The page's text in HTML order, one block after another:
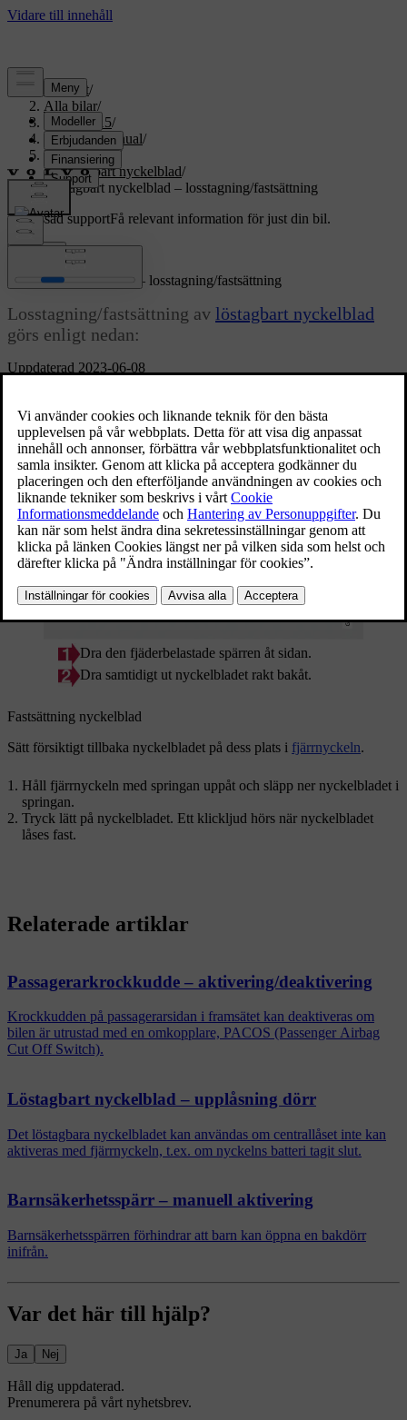
Support/
Alla bilar/
XC70 2015/
Användarmanual/
Lås och larm/
Löstagbart nyckelblad/
Löstagbart nyckelblad – losstagning/fastsättning
Anpassad supportFå relevant information för just din bil.
Uppdaterad 2023-06-08
Löstagbart nyckelblad – losstagning/fastsättning
Losstagning/fastsättning av löstagbart nyckelblad
görs enligt nedan:
Dra den fjäderbelastade spärren åt sidan.
Dra samtidigt ut nyckelbladet rakt bakåt.
Fastsättning nyckelblad
Sätt försiktigt tillbaka nyckelbladet på dess plats i fjärrnyckeln.
Håll fjärrnyckeln med springan uppåt och släpp ner nyckelbladet i
springan.
Tryck lätt på nyckelbladet. Ett klickljud hörs när nyckelbladet
låses fast.
Relaterade artiklar
Passagerarkrockkudde – aktivering/deaktivering
Krockkudden på passagerarsidan i framsätet kan deaktiveras om
bilen är utrustad med en omkopplare, PACOS (Passenger Airbag
Cut Off Switch).
Löstagbart nyckelblad – upplåsning dörr
Det löstagbara nyckelbladet kan användas om centrallåset inte kan
aktiveras med fjärrnyckeln, t.ex. om nyckelns batteri tagit slut.
Barnsäkerhetsspärr – manuell aktivering
Barnsäkerhetsspärren förhindrar att barn kan öppna en bakdörr
inifrån.
Var det här till hjälp?
Ja Nej